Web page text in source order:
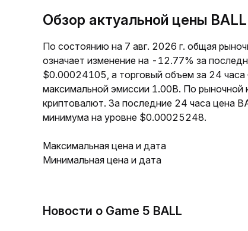
Обзор актуальной цены BALL
По состоянию на 7 авг. 2026 г. общая
означает изменение на -12.77% за
$0.00024105, а торговый объем за 24
максимальной эмиссии 1.00B. По
криптовалют. За последние 24 часа цена
минимума на уровне $0.00025248.
Максимальная цена и дата
Минимальная цена и дата
Новости о Game 5 BALL